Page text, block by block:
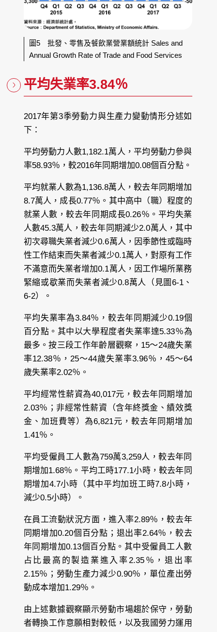
圖5 批發、零售及餐飲業營業額統計 Sales and
Annual Growth Rate of Trade and Food Services
平均失業率3.84％
2017年第3季勞動力與生產力變動情形分述如
下：
平均勞動力人數1,182.1萬人，平均勞動力參與
率58.93％，較2016年同期增加0.08個百分點。
平均就業人數為1,136.8萬人，較去年同期增加
8.7萬人，成長0.77％。其中高中（職）程度的
就業人數，較去年同期成長0.26％。平均失業
人數45.3萬人，較去年同期減少2.0萬人，其中
初次尋職失業者減少0.6萬人，因季節性或臨時
性工作結束而失業者減少0.1萬人，對原有工作
不滿意而失業者增加0.1萬人，因工作場所業務
緊縮或歇業而失業者減少0.8萬人（見圖6-1、
6-2）。
平均失業率為3.84％，較去年同期減少0.19個
百分點。其中以大學程度者失業率達5.33％為
最多。按三段工作年齡層觀察，15～24歲失業
率12.38％，25～44歲失業率3.96％，45～64
歲失業率2.02％。
平均經常性薪資為40,017元，較去年同期增加
2.03％；非經常性薪資（含年終獎金、績效獎
金、加班費等）為6,821元，較去年同期增加
1.41％。
平均受僱員工人數為759萬3,259人，較去年同
期增加1.68％。平均工時177.1小時，較去年同
期增加4.7小時（其中平均加班工時7.8小時，
減少0.5小時）。
在員工流動狀況方面，進入率2.89％，較去年
同期增加0.20個百分點；退出率2.64％，較去
年同期增加0.13個百分點。其中受僱員工人數
占比最高的製造業進入率2.35％，退出率
2.15％；勞動生產力減少0.90％，單位產出勞
動成本增加1.29％。
由上述數據觀察顯示勞動市場趨於保守，勞動
者轉換工作意願相對較低，以及我國勞力運用